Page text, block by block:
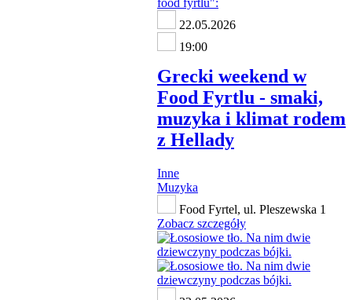
22.05.2026
19:00
Grecki weekend w
Food Fyrtlu - smaki,
muzyka i klimat rodem
z Hellady
Inne
Muzyka
Food Fyrtel, ul. Pleszewska 1
Zobacz szczegóły